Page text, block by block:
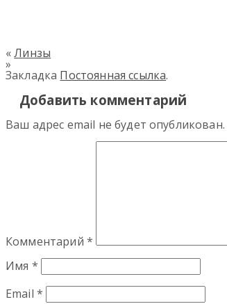
«Линзы
»
Закладка Постоянная ссылка.
Добавить комментарий
Ваш адрес email не будет опубликован.
Комментарий *
Имя *
Email *